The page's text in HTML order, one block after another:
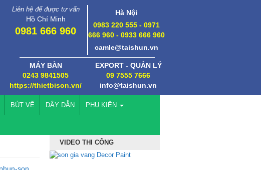
Liên hệ để được tư vấn
Hồ Chí Minh
0981 666 960
Hà Nội
0983 220 555 - 0971
666 960 - 0933 666 960
camle@taishun.vn
MÁY BÀN
0243 9841505
https://thietbison.vn/
EXPORT - QUẢN LÝ
09 7555 7666
info@taishun.vn
BÚT VẼ DÂY DẪN PHỤ KIỆN
VIDEO THI CÔNG